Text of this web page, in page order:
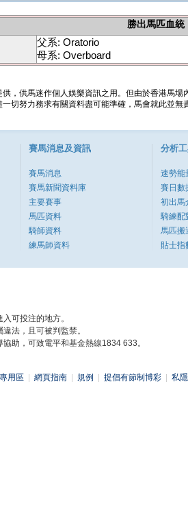
勝出馬匹血統
父系: Oratorio
母系: Overboard
，供馬迷作個人娛樂資訊之用。但由於香港馬
切努力務求有關資料盡可能準確，馬會就此並
賽馬消息及資訊
賽馬消息
賽馬新聞資料庫
主要賽事
馬匹資料
騎師資料
練馬師資料
分析
速勢能
賽日數
初出馬
騎練配
馬匹搬
貼士指
可投注的地方。
法，且可被判監禁。
助，可致電平和基金熱線1834 633。
用區 網頁指南 規例 提倡有節制博彩 私